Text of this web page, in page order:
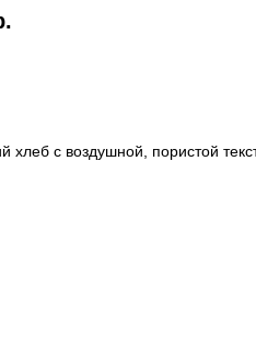
хлеб с воздушной, пористой